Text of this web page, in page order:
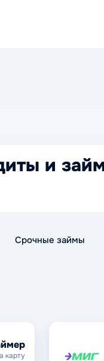
и
Срочные займы
карту